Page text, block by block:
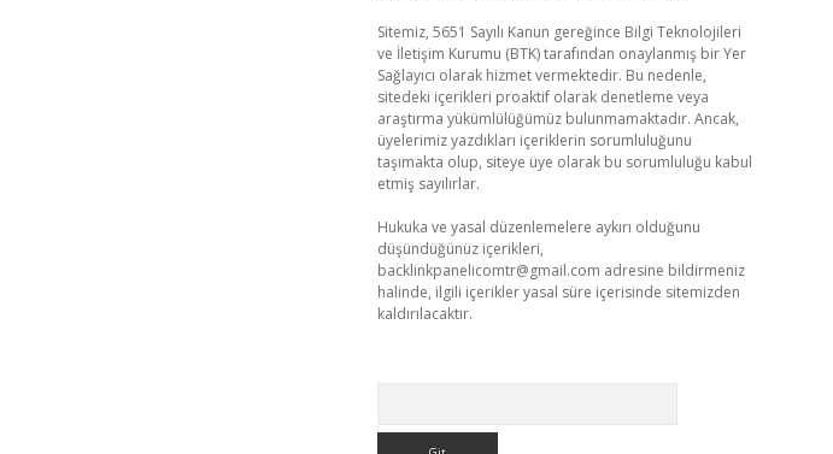
Sitemiz, 5651 Sayılı Kanun gereğince Bilgi Teknolojileri
ve İletişim Kurumu (BTK) tarafından onaylanmış bir Yer
Sağlayıcı olarak hizmet vermektedir. Bu nedenle,
sitedeki içerikleri proaktif olarak denetleme veya
araştırma yükümlülüğümüz bulunmamaktadır. Ancak,
üyelerimiz yazdıkları içeriklerin sorumluluğunu
taşımakta olup, siteye üye olarak bu sorumluluğu kabul
etmiş sayılırlar.
Hukuka ve yasal düzenlemelere aykırı olduğunu
düşündüğünüz içerikleri,
backlinkpanelicomtr@gmail.com adresine bildirmeniz
halinde, ilgili içerikler yasal süre içerisinde sitemizden
kaldırılacaktır.